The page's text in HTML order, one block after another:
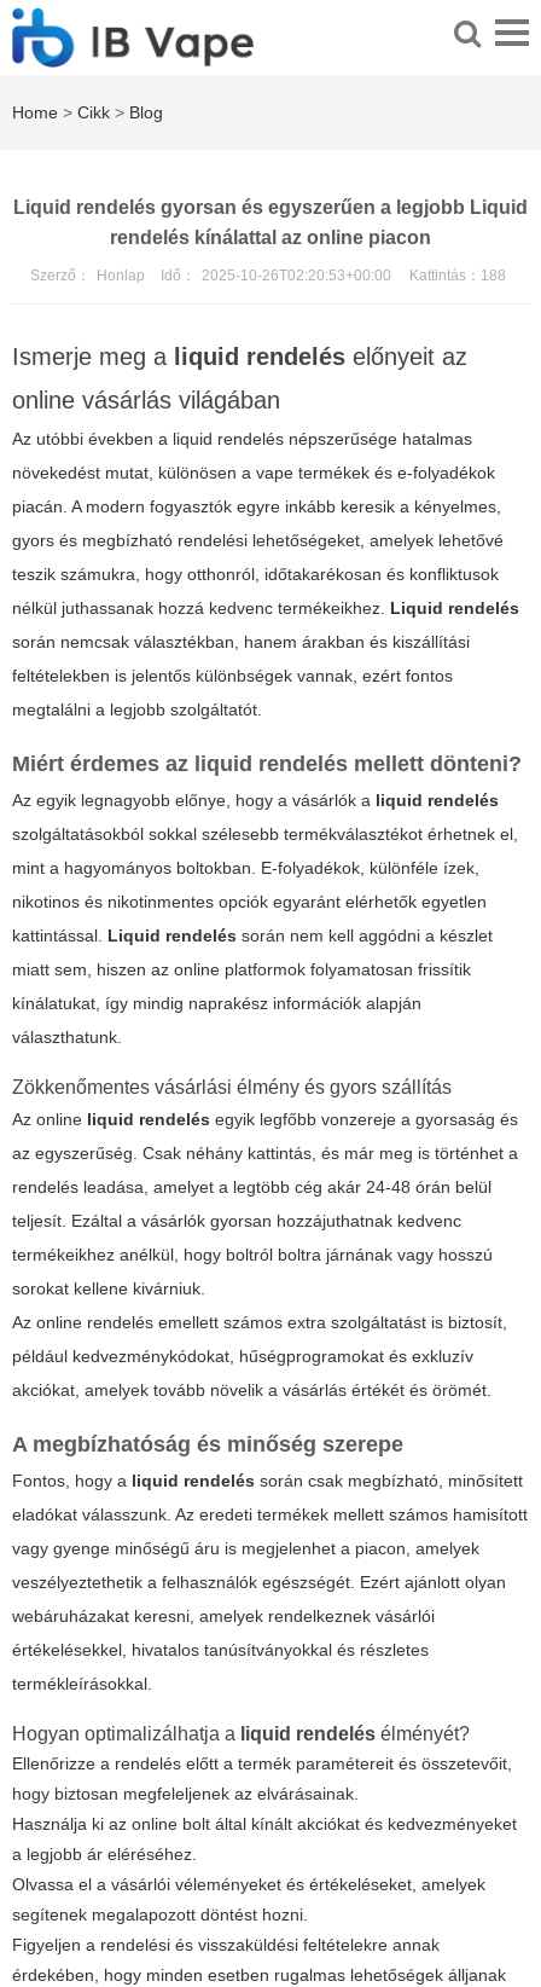
Home > Cikk > Blog
Liquid rendelés gyorsan és egyszerűen a legjobb Liquid
rendelés kínálattal az online piacon
Szerző： Honlap Idő： 2025-10-26T02:20:53+00:00 Kattintás： 188
Ismerje meg a liquid rendelés előnyeit az
online vásárlás világában
Az utóbbi években a liquid rendelés népszerűsége hatalmas
növekedést mutat, különösen a vape termékek és e-folyadékok
piacán. A modern fogyasztók egyre inkább keresik a kényelmes,
gyors és megbízható rendelési lehetőségeket, amelyek lehetővé
teszik számukra, hogy otthonról, időtakarékosan és konfliktusok
nélkül juthassanak hozzá kedvenc termékeikhez. Liquid rendelés
során nemcsak választékban, hanem árakban és kiszállítási
feltételekben is jelentős különbségek vannak, ezért fontos
megtalálni a legjobb szolgáltatót.
Miért érdemes az liquid rendelés mellett dönteni?
Az egyik legnagyobb előnye, hogy a vásárlók a liquid rendelés
szolgáltatásokból sokkal szélesebb termékválasztékot érhetnek el,
mint a hagyományos boltokban. E-folyadékok, különféle ízek,
nikotinos és nikotinmentes opciók egyaránt elérhetők egyetlen
kattintással. Liquid rendelés során nem kell aggódni a készlet
miatt sem, hiszen az online platformok folyamatosan frissítik
kínálatukat, így mindig naprakész információk alapján
választhatunk.
Zökkenőmentes vásárlási élmény és gyors szállítás
Az online liquid rendelés egyik legfőbb vonzereje a gyorsaság és
az egyszerűség. Csak néhány kattintás, és már meg is történhet a
rendelés leadása, amelyet a legtöbb cég akár 24-48 órán belül
teljesít. Ezáltal a vásárlók gyorsan hozzájuthatnak kedvenc
termékeikhez anélkül, hogy boltról boltra járnának vagy hosszú
sorokat kellene kivárniuk.
Az online rendelés emellett számos extra szolgáltatást is biztosít,
például kedvezménykódokat, hűségprogramokat és exkluzív
akciókat, amelyek tovább növelik a vásárlás értékét és örömét.
A megbízhatóság és minőség szerepe
Fontos, hogy a liquid rendelés során csak megbízható, minősített
eladókat válasszunk. Az eredeti termékek mellett számos hamisított
vagy gyenge minőségű áru is megjelenhet a piacon, amelyek
veszélyeztethetik a felhasználók egészségét. Ezért ajánlott olyan
webáruházakat keresni, amelyek rendelkeznek vásárlói
értékelésekkel, hivatalos tanúsítványokkal és részletes
termékleírásokkal.
Hogyan optimalizálhatja a liquid rendelés élményét?
Ellenőrizze a rendelés előtt a termék paramétereit és összetevőit,
hogy biztosan megfeleljenek az elvárásainak.
Használja ki az online bolt által kínált akciókat és kedvezményeket
a legjobb ár eléréséhez.
Olvassa el a vásárlói véleményeket és értékeléseket, amelyek
segítenek megalapozott döntést hozni.
Figyeljen a rendelési és visszaküldési feltételekre annak
érdekében, hogy minden esetben rugalmas lehetőségek álljanak